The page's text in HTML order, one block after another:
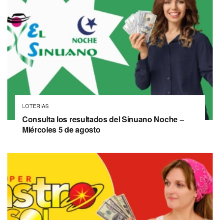
LOTERIAS
Consulta los resultados del Sinuano Noche –
Miércoles 5 de agosto